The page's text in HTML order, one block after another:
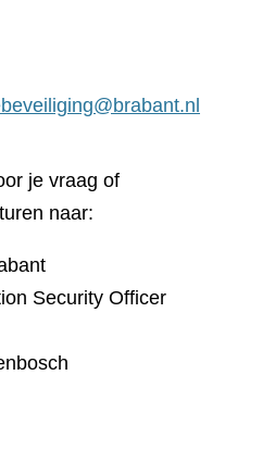
je vraag of
naar:
Security Officer